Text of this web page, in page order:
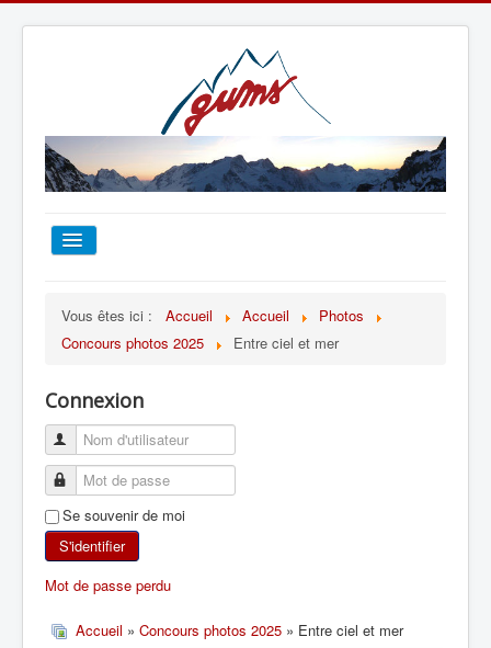
TOUT SUR LE GUMS
ESCALADE
ALPINISME
SKI DE RANDONNÉE
RANDONNÉE SPORTIVE
Vous êtes ici : Accueil Accueil
Photos
Concours photos 2025
Entre ciel et mer
Connexion
Se souvenir de moi
S'identifier
Mot de passe perdu
Accueil » Concours photos 2025 » Entre ciel et mer